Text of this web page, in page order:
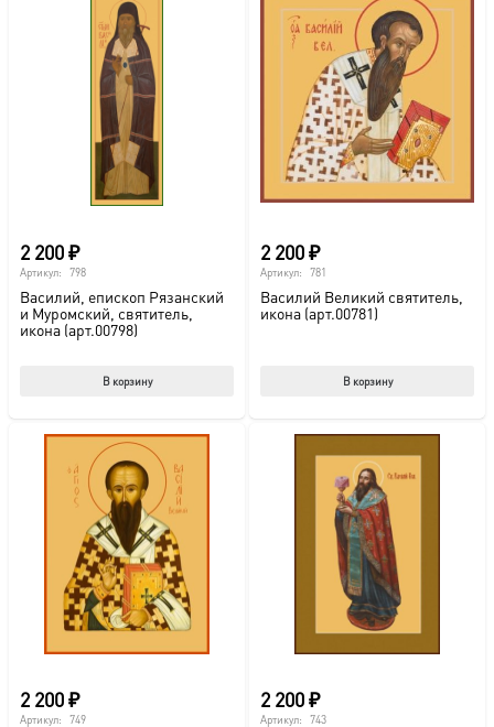
2 200₽
Артикул: 798
Василий, епископ Рязанский
и Муромский, святитель,
икона (арт.00798)
В корзину
2 200₽
Артикул: 781
Василий Великий святитель,
икона (арт.00781)
В корзину
2 200₽
Артикул: 749
2 200₽
Артикул: 743